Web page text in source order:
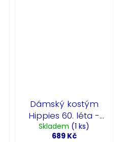
Dámský kostým
Hippies 60. léta -
Hippie Chick
Skladem (1 ks)
689 Kč